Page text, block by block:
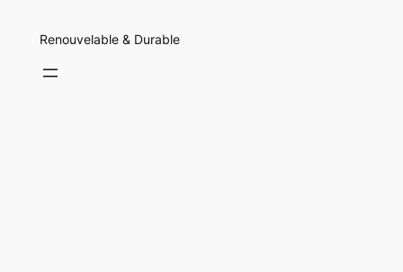
Renouvelable & Durable